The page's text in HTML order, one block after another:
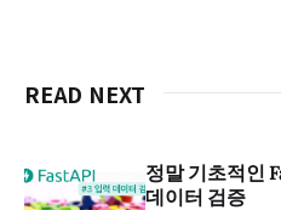
READ NEXT
정말 기초적인
데이터 검증